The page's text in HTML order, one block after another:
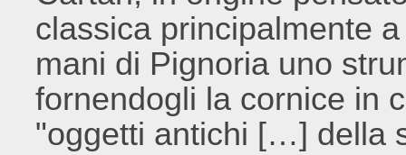
classica principalmente
mani di Pignoria uno
fornendogli la cornice in
"oggetti antichi […] della